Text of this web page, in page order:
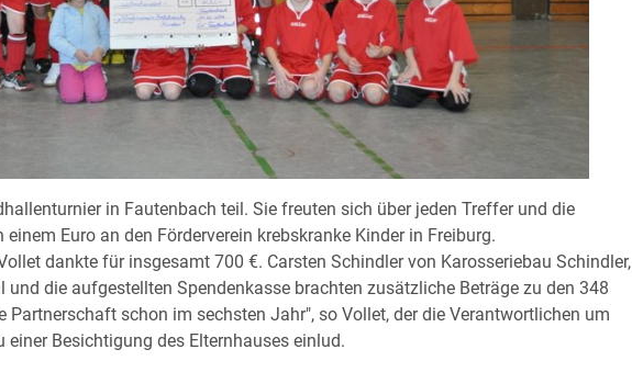
in Fautenbach teil. Sie freuten sich über jeden Treffer und die
Euro an den Förderverein krebskranke Kinder in Freiburg.
dankte für insgesamt 700 €. Carsten Schindler von Karosseriebau Schindler,
und die aufgestellten Spendenkasse brachten zusätzliche Beträge zu den 348
Partnerschaft schon im sechsten Jahr", so Vollet, der die Verantwortlichen um
Besichtigung des Elternhauses einlud.